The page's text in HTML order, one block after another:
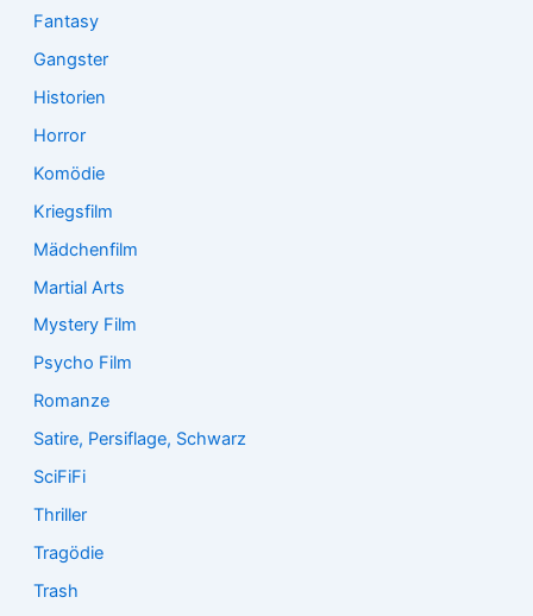
Fantasy
Gangster
Historien
Horror
Komödie
Kriegsfilm
Mädchenfilm
Martial Arts
Mystery Film
Psycho Film
Romanze
Satire, Persiflage, Schwarz
SciFiFi
Thriller
Tragödie
Trash